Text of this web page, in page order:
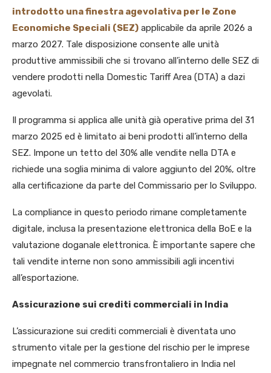
introdotto una finestra agevolativa per le Zone
Economiche Speciali (SEZ) applicabile da aprile 2026 a
marzo 2027. Tale disposizione consente alle unità
produttive ammissibili che si trovano all’interno delle SEZ di
vendere prodotti nella Domestic Tariff Area (DTA) a dazi
agevolati.
Il programma si applica alle unità già operative prima del 31
marzo 2025 ed è limitato ai beni prodotti all’interno della
SEZ. Impone un tetto del 30% alle vendite nella DTA e
richiede una soglia minima di valore aggiunto del 20%, oltre
alla certificazione da parte del Commissario per lo Sviluppo.
La compliance in questo periodo rimane completamente
digitale, inclusa la presentazione elettronica della BoE e la
valutazione doganale elettronica. È importante sapere che
tali vendite interne non sono ammissibili agli incentivi
all’esportazione.
Assicurazione sui crediti commerciali in India
L’assicurazione sui crediti commerciali è diventata uno
strumento vitale per la gestione del rischio per le imprese
impegnate nel commercio transfrontaliero in India nel